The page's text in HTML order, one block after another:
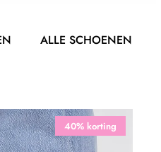
ALLE SCHOENEN
40% korting